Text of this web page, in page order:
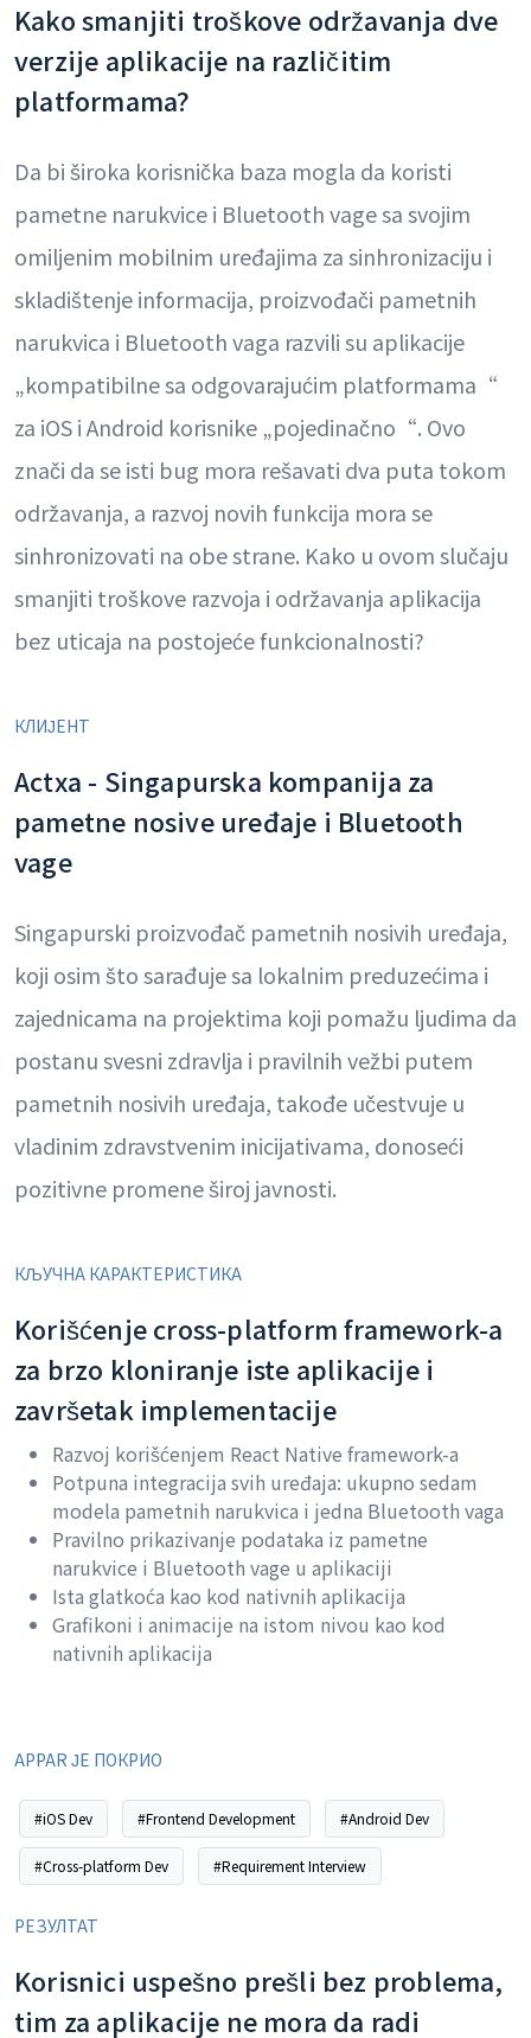
Kako smanjiti troškove održavanja dve
verzije aplikacije na različitim
platformama?
Da bi široka korisnička baza mogla da koristi
pametne narukvice i Bluetooth vage sa svojim
omiljenim mobilnim uređajima za sinhronizaciju i
skladištenje informacija, proizvođači pametnih
narukvica i Bluetooth vaga razvili su aplikacije
„kompatibilne sa odgovarajućim platformama“
za iOS i Android korisnike „pojedinačno“. Ovo
znači da se isti bug mora rešavati dva puta tokom
održavanja, a razvoj novih funkcija mora se
sinhronizovati na obe strane. Kako u ovom slučaju
smanjiti troškove razvoja i održavanja aplikacija
bez uticaja na postojeće funkcionalnosti?
КЛИЈЕНТ
Actxa - Singapurska kompanija za
pametne nosive uređaje i Bluetooth
vage
Singapurski proizvođač pametnih nosivih uređaja,
koji osim što sarađuje sa lokalnim preduzećima i
zajednicama na projektima koji pomažu ljudima da
postanu svesni zdravlja i pravilnih vežbi putem
pametnih nosivih uređaja, takođe učestvuje u
vladinim zdravstvenim inicijativama, donoseći
pozitivne promene široj javnosti.
КЉУЧНА КАРАКТЕРИСТИКА
Korišćenje cross-platform framework-a
za brzo kloniranje iste aplikacije i
završetak implementacije
Razvoj korišćenjem React Native framework-a
Potpuna integracija svih uređaja: ukupno sedam
modela pametnih narukvica i jedna Bluetooth vaga
Pravilno prikazivanje podataka iz pametne
narukvice i Bluetooth vage u aplikaciji
Ista glatkoća kao kod nativnih aplikacija
Grafikoni i animacije na istom nivou kao kod
nativnih aplikacija
APPAR ЈЕ ПОКРИО
#iOS Dev #Frontend Development #Android Dev
#Cross-platform Dev #Requirement Interview
РЕЗУЛТАТ
Korisnici uspešno prešli bez problema,
tim za aplikacije ne mora da radi